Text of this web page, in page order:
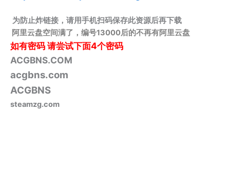
为防止炸链接，请用手机扫码保存此资源后再下载
阿里云盘空间满了，编号13000后的不再有阿里云盘
如有密码请尝试下面4个密码
ACGBNS.COM
acgbns.com
ACGBNS
steamzg.com